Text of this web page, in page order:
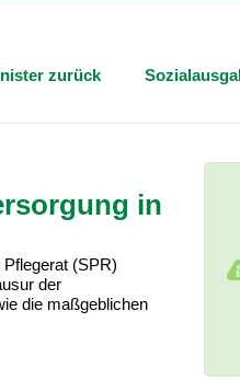
Sozialausgaben
in
(SPR)
der
die maßgeblichen